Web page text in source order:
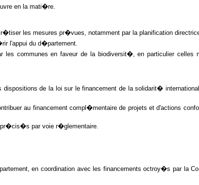
en la mati�re.
les mesures pr�vues, notamment par la planification
l'appui du d�partement.
communes en faveur de la biodiversit�, en particulier celles
de la loi sur le financement de la solidarit�
au financement compl�mentaire de projets et d'actions
pr�cis�s par voie r�glementaire.
en coordination avec les financements octroy�s par la